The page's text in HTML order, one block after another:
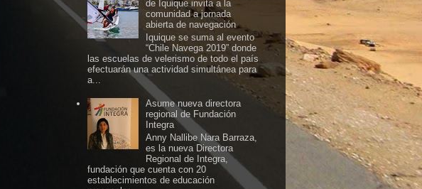
de Iquique invita a la
comunidad a jornada
abierta de navegación
Iquique se suma al evento
“Chile Navega 2019” donde
las escuelas de velerismo de todo el país
efectuarán una actividad simultánea para
a...
Asume nueva directora
regional de Fundación
Integra
Anny Nallibe Nara Barraza,
es la nueva Directora
Regional de Integra,
fundación que cuenta con 20
establecimientos de educación